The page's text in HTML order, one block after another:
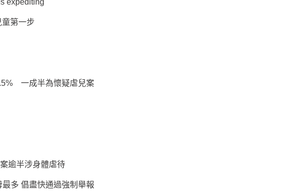
expediting
童第一步
一成半為懷疑虐兒案
逾半涉身體虐待
多 倡盡快通過強制舉報